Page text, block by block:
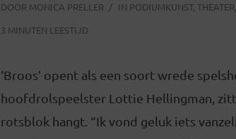
DOOR MONICA PRELLER IN PODIUMKUNST, THEATER,
3 MINUTEN LEESTIJD
‘Broos’ opent als een soort wrede
hoofdrolspeelster Lottie Hellingman,
rotsblok hangt. “Ik vond geluk iets